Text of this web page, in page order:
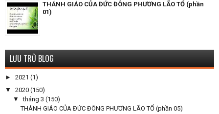
THÁNH GIÁO CỦA ĐỨC ĐÔNG PHƯƠNG LÃO TỔ (phần
01)
LƯU TRỮ BLOG
► 2021 (1)
▼ 2020 (150)
▼tháng 3 (150)
THÁNH GIÁO CỦA ĐỨC ĐÔNG PHƯƠNG LÃO TỔ (phần 05)